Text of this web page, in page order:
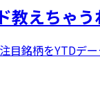
教えちゃう
目銘柄をYTDデ